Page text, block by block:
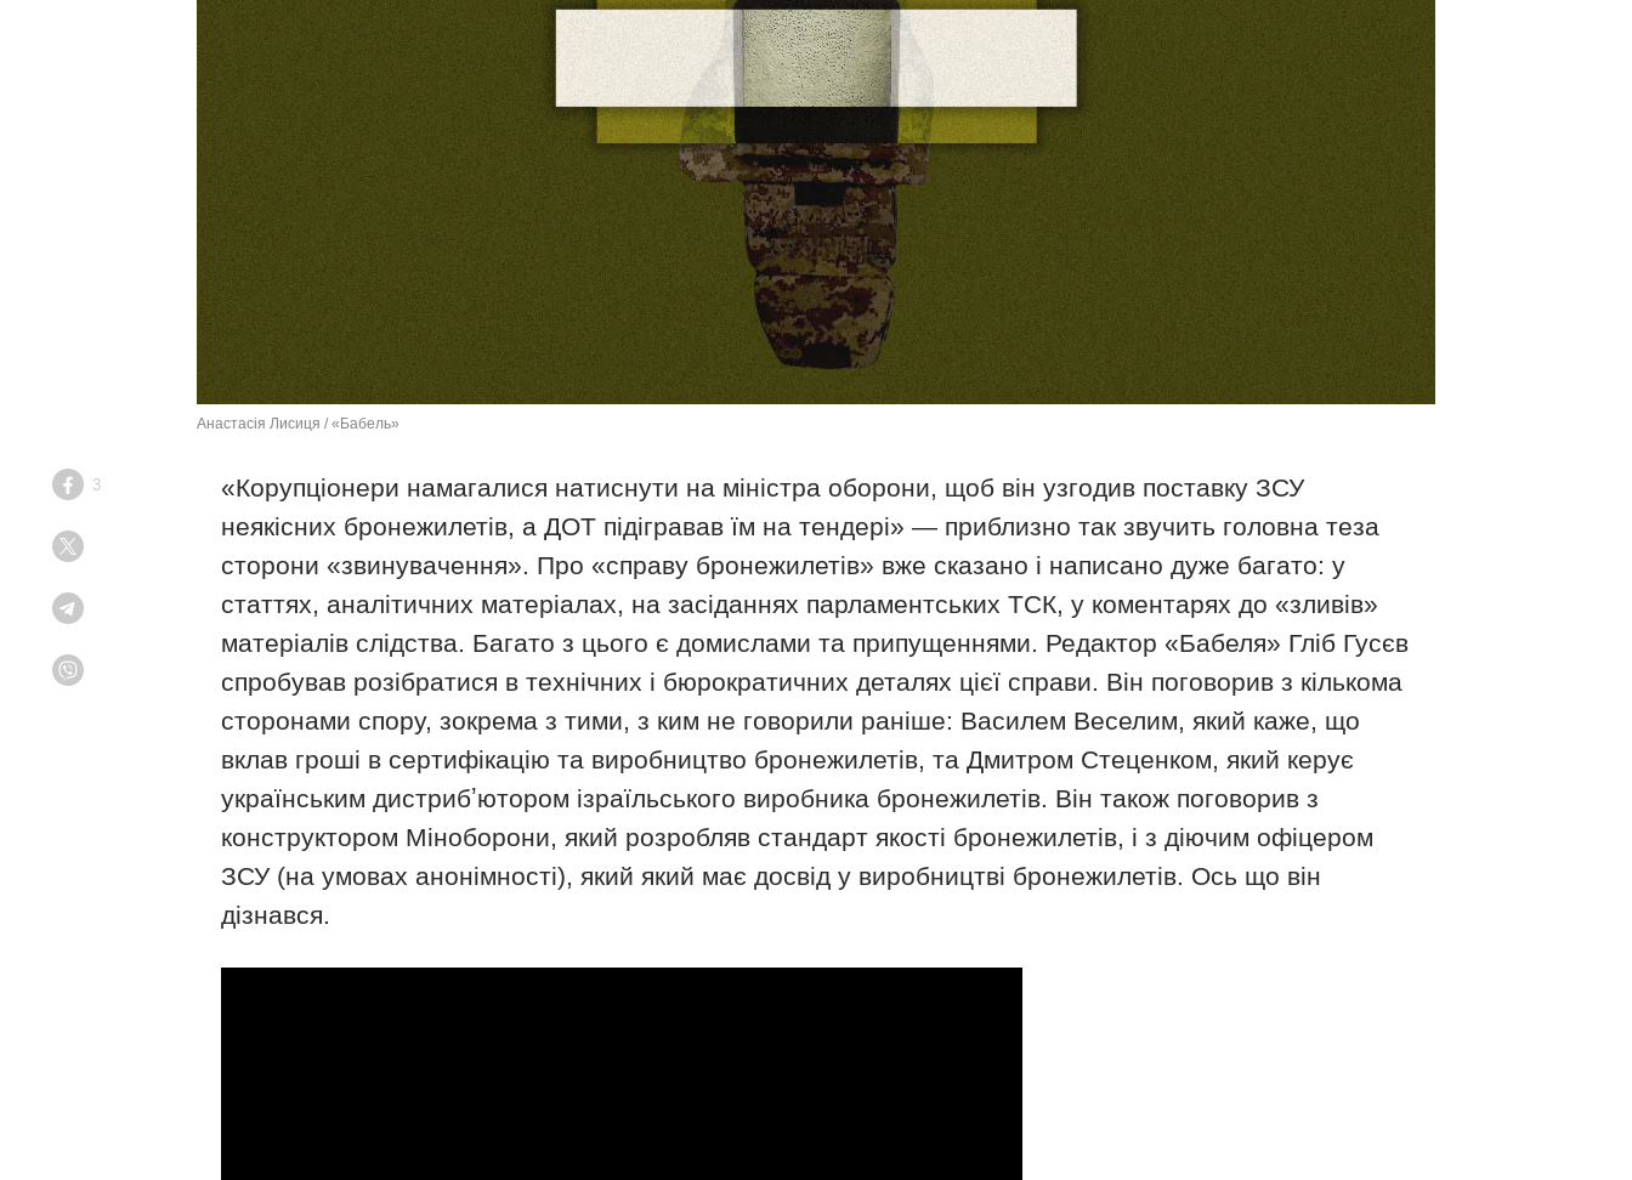
Анастасія Лисиця / «Бабель»
Facebook
3
«Корупціонери намагалися натиснути на міністра оборони, щоб він узгодив поставку ЗСУ
неякісних бронежилетів, а ДОТ підігравав їм на тендері» — приблизно так звучить головна теза
сторони «звинувачення». Про «справу бронежилетів» вже сказано і написано дуже багато: у
статтях, аналітичних матеріалах, на засіданнях парламентських ТСК, у коментарях до «зливів»
матеріалів слідства. Багато з цього є домислами та припущеннями. Редактор «Бабеля» Гліб Гусєв
спробував розібратися в технічних і бюрократичних деталях цієї справи. Він поговорив з кількома
сторонами спору, зокрема з тими, з ким не говорили раніше: Василем Веселим, який каже, що
вклав гроші в сертифікацію та виробництво бронежилетів, та Дмитром Стеценком, який керує
українським дистрибʼютором ізраїльського виробника бронежилетів. Він також поговорив з
конструктором Міноборони, який розробляв стандарт якості бронежилетів, і з діючим офіцером
ЗСУ (на умовах анонімності), який який має досвід у виробництві бронежилетів. Ось що він
дізнався.